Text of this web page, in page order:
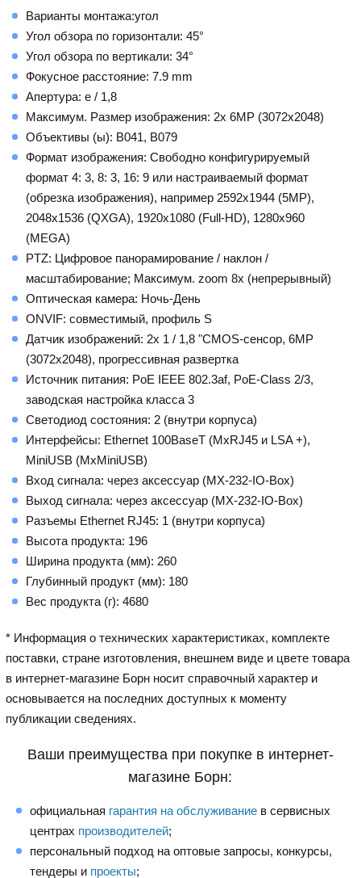
Варианты монтажа:угол
Угол обзора по горизонтали: 45°
Угол обзора по вертикали: 34°
Фокусное расстояние: 7.9 mm
Апертура: е / 1,8
Максимум. Размер изображения: 2x 6MP (3072x2048)
Объективы (ы): B041, B079
Формат изображения: Свободно конфигурируемый
формат 4: 3, 8: 3, 16: 9 или настраиваемый формат
(обрезка изображения), например 2592x1944 (5MP),
2048x1536 (QXGA), 1920x1080 (Full-HD), 1280x960
(MEGA)
PTZ: Цифровое панорамирование / наклон /
масштабирование; Максимум. zoom 8x (непрерывный)
Оптическая камера: Ночь-День
ONVIF: совместимый, профиль S
Датчик изображений: 2x 1 / 1,8 "CMOS-сенсор, 6MP
(3072x2048), прогрессивная развертка
Источник питания: PoE IEEE 802.3af, PoE-Class 2/3,
заводская настройка класса 3
Светодиод состояния: 2 (внутри корпуса)
Интерфейсы: Ethernet 100BaseT (MxRJ45 и LSA +),
MiniUSB (MxMiniUSB)
Вход сигнала: через аксессуар (MX-232-IO-Box)
Выход сигнала: через аксессуар (MX-232-IO-Box)
Разъемы Ethernet RJ45: 1 (внутри корпуса)
Высота продукта: 196
Ширина продукта (мм): 260
Глубинный продукт (мм): 180
Вес продукта (г): 4680
* Информация о технических характеристиках, комплекте
поставки, стране изготовления, внешнем виде и цвете товара
в интернет-магазине Борн носит справочный характер и
основывается на последних доступных к моменту
публикации сведениях.
Ваши преимущества при покупке в интернет-
магазине Борн:
официальная гарантия на обслуживание в сервисных
центрах производителей;
персональный подход на оптовые запросы, конкурсы,
тендеры и проекты;